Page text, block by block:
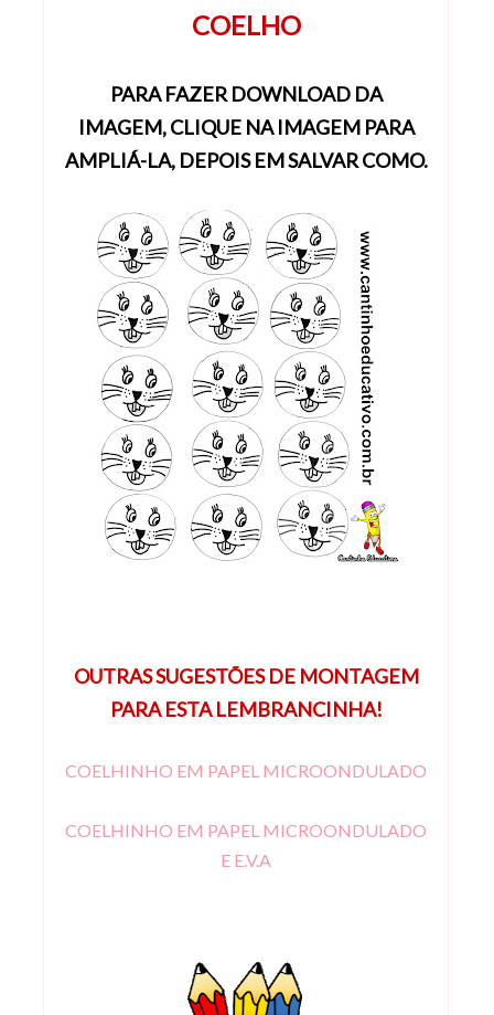
COELHO
PARA FAZER DOWNLOAD DA
IMAGEM,CLIQUE NA IMAGEM PARA
AMPLIÁ-LA, DEPOIS EM SALVAR COMO.
OUTRAS SUGESTÕES DE MONTAGEM
PARA ESTA LEMBRANCINHA!
COELHINHO EM PAPEL MICROONDULADO
COELHINHO EM PAPEL MICROONDULADO
E E.V.A